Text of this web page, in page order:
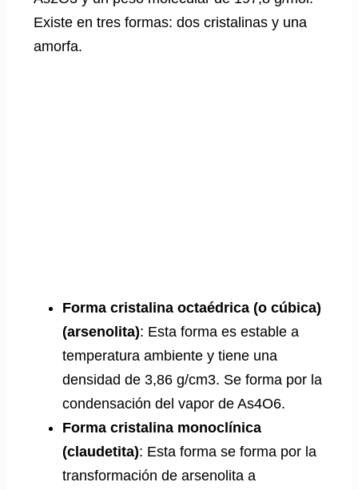
Existe en tres formas: dos cristalinas y una
amorfa.
Forma cristalina octaédrica (o cúbica)
(arsenolita): Esta forma es estable a
temperatura ambiente y tiene una
densidad de 3,86 g/cm3. Se forma por la
condensación del vapor de As4O6.
Forma cristalina monoclínica
(claudetita): Esta forma se forma por la
transformación de arsenolita a